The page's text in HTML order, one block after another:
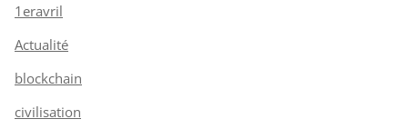
1eravril
Actualité
blockchain
civilisation